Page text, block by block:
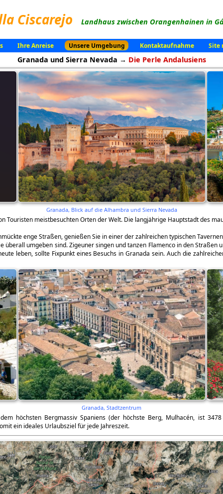
Ciscarejo Landhaus zwischen Orangenhainen in
Ihre Anreise Unsere Umgebung Kontaktaufnahme Site
Granada und Sierra Nevada → Die Perle Andalusiens
Granada, Blick auf die Alhambra und Sierra Nevada
Touristen meistbesuchten Orten der Welt. Die langjährige Hauptstadt des
enge Straßen, genießen Sie in einer der zahlreichen typischen
umgeben sind. Zigeuner singen und tanzen Flamenco in den Straßen
leben, sollte Fixpunkt eines Besuchs in Granada sein. Auch die
Granada, Stadtzentrum
höchsten Bergmassiv Spaniens (der höchste Berg, Mulhacén, ist
ein ideales Urlaubsziel für jede Jahreszeit.